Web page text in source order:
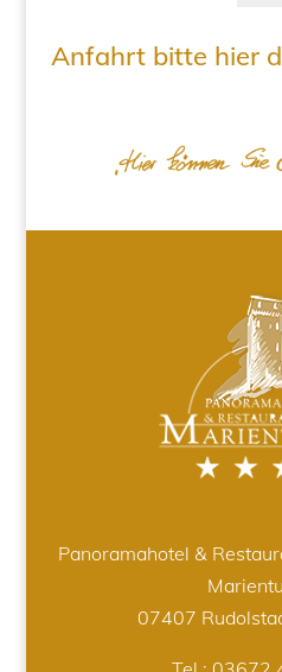
Anfahrt bitte hier
Panoramahotel &
07407